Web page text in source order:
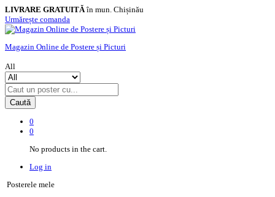
LIVRARE GRATUITĂîn mun. Chișinău
Urmărește comanda
Magazin Online de Postere și Picturi
All
Caută
0
0
No products in the cart.
Log in
Posterele mele